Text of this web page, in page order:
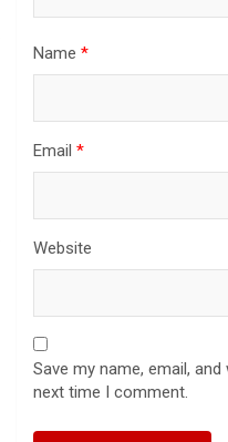
Name *
Email *
Website
Save my name, email,
next time I comment.